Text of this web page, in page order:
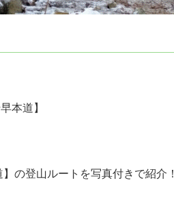
本道】
の登山ルートを写真付きで紹介！